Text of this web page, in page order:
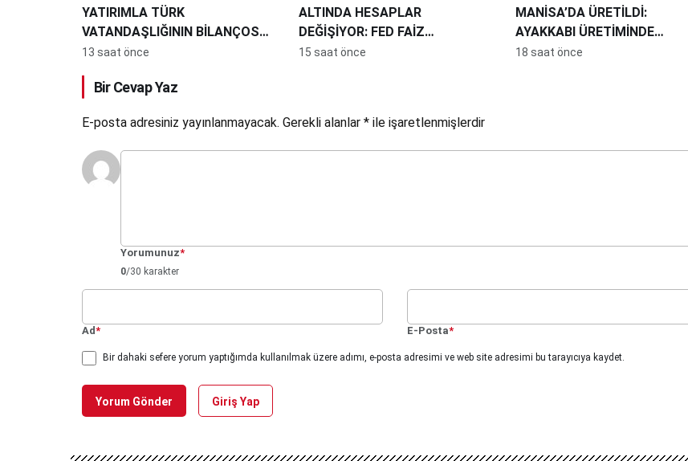
YATIRIMLA TÜRK
VATANDAŞLIĞININ BİLANÇOSU:
174 BİN KİŞİYE VATANDAŞLIK,
13 saat önce
ALTINDA HESAPLAR
DEĞİŞİYOR: FED FAİZ
İNDİRMESE DE YENİ REKOR
15 saat önce
MANİSA’DA ÜRETİLDİ:
AYAKKABI ÜRETİMİNDE
KAPASİTEYİ 10 KATA ÇIKARDI
18 saat önce
Bir Cevap Yaz
E-posta adresiniz yayınlanmayacak. Gerekli alanlar * ile işaretlenmişlerdir
Yorumunuz*
0/30 karakter
Ad* E-Posta*
Bir dahaki sefere yorum yaptığımda kullanılmak üzere adımı, e-posta adresimi ve web site adresimi bu tarayıcıya kaydet.
Yorum Gönder Giriş Yap